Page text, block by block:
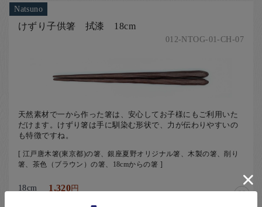
Natsuno
けずり子供箸 拭漆 18cm
012-NTOG-01-CH-07
天然素材で一から作った箸は、安心してお子様にもご利用いた
だけます。けずり箸は手に馴染む形状で、力が伝わりやすいの
も特徴ですね。
[ 江戸唐木箸(東京都)の箸、銀座夏野オリジナル箸、木製の箸、削り
箸、茶色（ブラウン）の箸、18cmからの箸 ]
18cm 1,320円